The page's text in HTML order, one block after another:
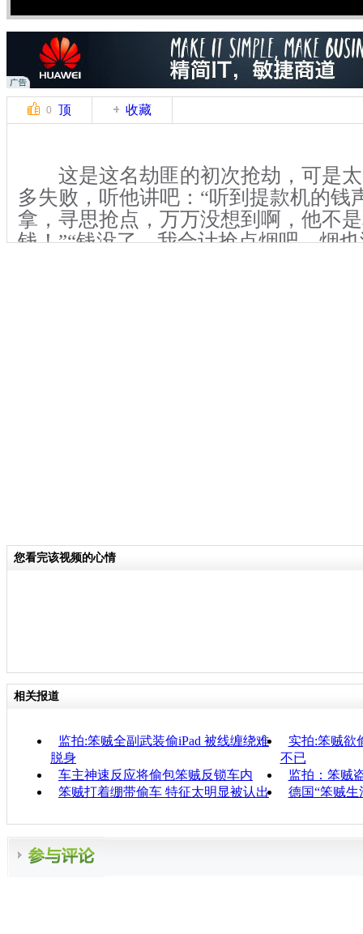
0 顶 收藏
这是这名劫匪的初次抢劫，可是太
多失败，听他讲吧：“听到提款机的钱
拿，寻思抢点，万万没想到啊，他不
钱！”“钱没了，我合计抢点烟吧，烟
您看完该视频的心情
相关报道
监拍:笨贼全副武装偷iPad 被线缠绕难
脱身
实拍:笨贼欲
不已
车主神速反应将偷包笨贼反锁车内
监拍：笨贼
笨贼打着绷带偷车 特征太明显被认出
德国“笨贼生